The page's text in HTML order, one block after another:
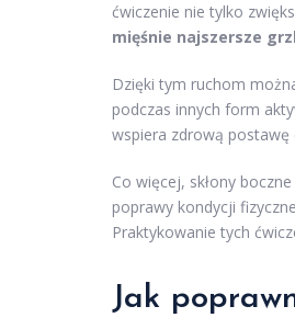
ćwiczenie nie tylko
mięśnie najszersze
Dzięki tym ruchom
podczas innych form
wspiera zdrową postawę
Co więcej, skłony
poprawy kondycji
Praktykowanie tych
Jak